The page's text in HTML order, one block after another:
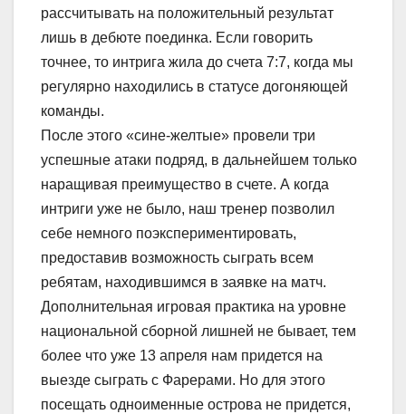
рассчитывать на положительный результат
лишь в дебюте поединка. Если говорить
точнее, то интрига жила до счета 7:7, когда мы
регулярно находились в статусе догоняющей
команды.
После этого «сине-желтые» провели три
успешные атаки подряд, в дальнейшем только
наращивая преимущество в счете. А когда
интриги уже не было, наш тренер позволил
себе немного поэкспериментировать,
предоставив возможность сыграть всем
ребятам, находившимся в заявке на матч.
Дополнительная игровая практика на уровне
национальной сборной лишней не бывает, тем
более что уже 13 апреля нам придется на
выезде сыграть с Фарерами. Но для этого
посещать одноименные острова не придется,